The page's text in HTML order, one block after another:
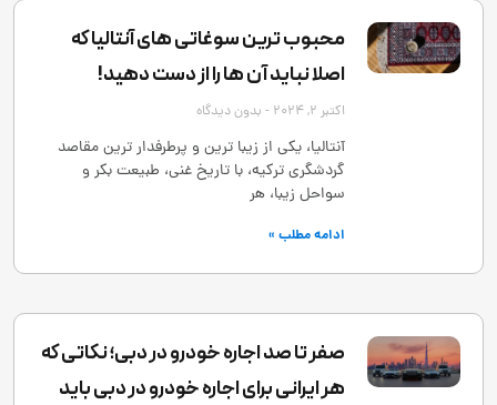
محبوب ترین سوغاتی های آنتالیا که
اصلا نباید آن ها را از دست دهید!
اکتبر 2, 2024 بدون دیدگاه
آنتالیا، یکی از زیبا ترین و پرطرفدار ترین مقاصد
گردشگری ترکیه، با تاریخ غنی، طبیعت بکر و
سواحل زیبا، هر
ادامه مطلب »
صفر تا صد اجاره خودرو در دبی؛ نکاتی که
هر ایرانی برای اجاره خودرو در دبی باید